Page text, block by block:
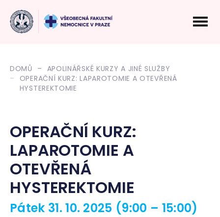
DOMŮ
APOLINÁŘSKÉ KURZY A JINÉ SLUŽBY
OPERAČNÍ KURZ: LAPAROTOMIE A OTEVŘENÁ
HYSTEREKTOMIE
OPERAČNÍ KURZ:
LAPAROTOMIE A
OTEVŘENÁ
HYSTEREKTOMIE
Pátek 31. 10. 2025 (9:00 – 15:00)